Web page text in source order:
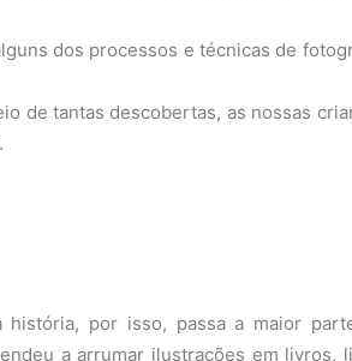
dos processos e técnicas de
de tantas descobertas, as nossas
história, por isso, passa a maior
a arrumar ilustrações em livros,